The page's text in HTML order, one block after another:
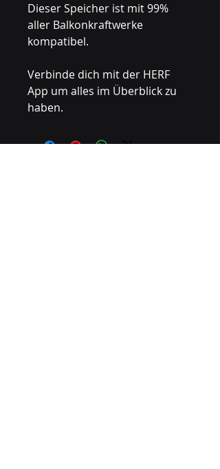
Dieser Speicher ist mit 99%
aller Balkonkraftwerke
kompatibel.
Verbinde dich mit der HERF
App um alles im Überblick zu
haben.